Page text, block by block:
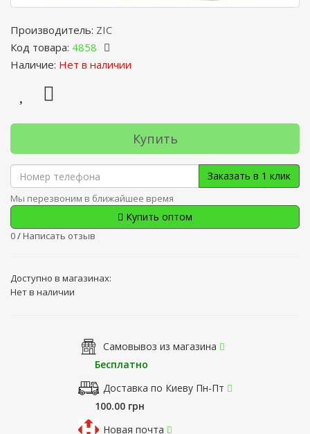
Производитель: ZIC
Код товара: 4858
Наличие: Нет в наличии
Купить
Заказать в 1 клик
Мы перезвоним в ближайшее время
Купить оптом
0/ Написать отзыв
Доступно в магазинах:
Нет в наличии
Самовывоз из магазина
Бесплатно
Доставка по Киеву Пн-Пт
100.00 грн
Новая почта